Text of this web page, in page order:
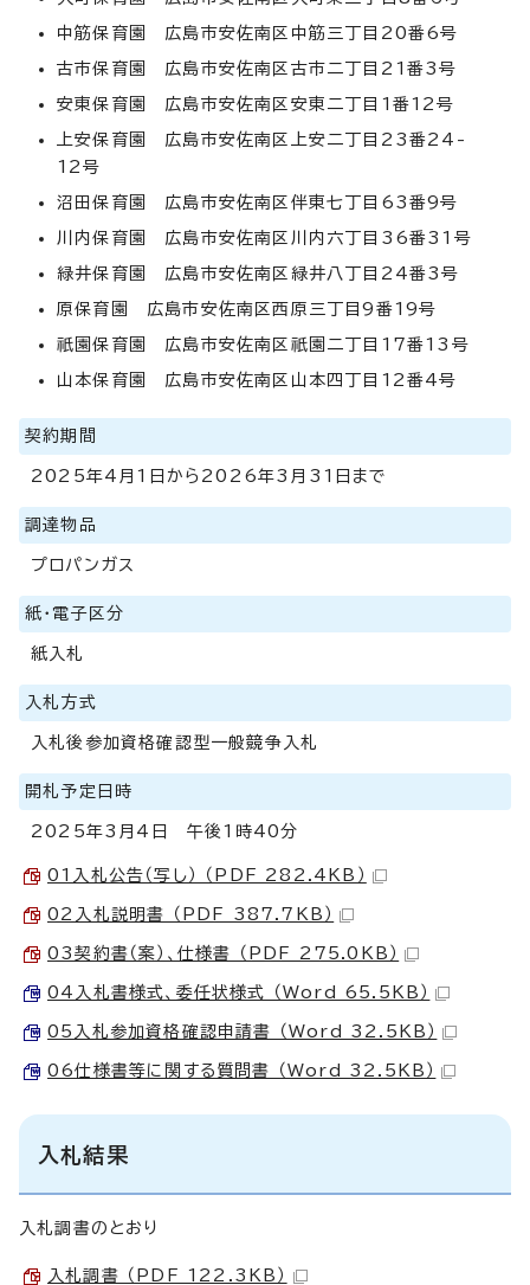
中筋保育園 広島市安佐南区中筋三丁目20番6号
古市保育園 広島市安佐南区古市二丁目21番3号
安東保育園 広島市安佐南区安東二丁目1番12号
上安保育園 広島市安佐南区上安二丁目23番24-
12号
沼田保育園 広島市安佐南区伴東七丁目63番9号
川内保育園 広島市安佐南区川内六丁目36番31号
緑井保育園 広島市安佐南区緑井八丁目24番3号
原保育園 広島市安佐南区西原三丁目9番19号
祇園保育園 広島市安佐南区祇園二丁目17番13号
山本保育園 広島市安佐南区山本四丁目12番4号
契約期間
2025年4月1日から2026年3月31日まで
調達物品
プロパンガス
紙・電子区分
紙入札
入札方式
入札後参加資格確認型一般競争入札
開札予定日時
2025年3月4日 午後1時40分
01入札公告（写し） （PDF 282.4KB）
02入札説明書 （PDF 387.7KB）
03契約書（案）、仕様書 （PDF 275.0KB）
04入札書様式、委任状様式 （Word 65.5KB）
05入札参加資格確認申請書 （Word 32.5KB）
06仕様書等に関する質問書 （Word 32.5KB）
入札結果
入札調書のとおり
入札調書 （PDF 122.3KB）